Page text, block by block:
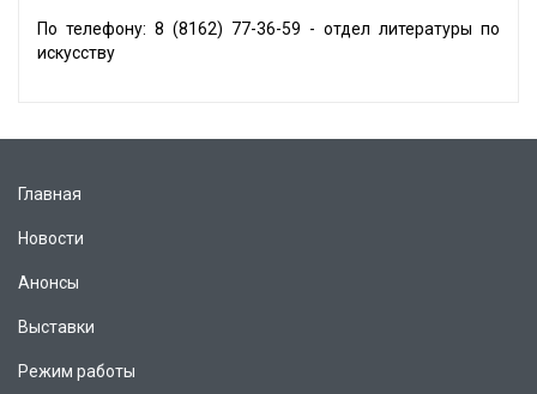
По телефону: 8 (8162) 77-36-59 - отдел литературы по
искусству
Главная
Новости
Анонсы
Выставки
Режим работы